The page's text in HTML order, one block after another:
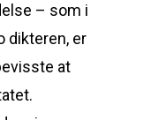
– som i
dikteren, er
at